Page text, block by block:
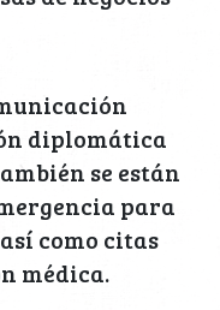
diplomática
se están
para
como citas
médica.